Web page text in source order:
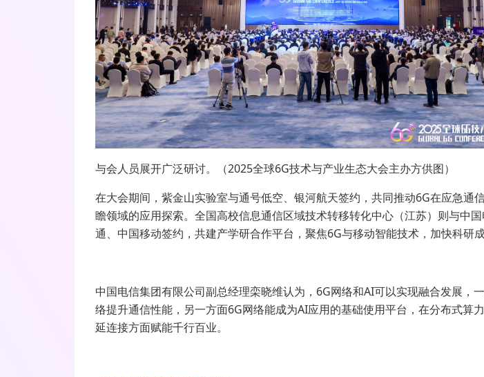
与会人员展开广泛研讨。（2025全球6G技术与产业生态大会主办方供图）
在大会期间，紫金山实验室与通号低空、银河航天签约，共同推动6G在应急通
瞻领域的应用探索。全国高校信息通信区域技术转移转化中心（江苏）则与中
通、中国移动签约，共建产学研合作平台，聚焦6G与移动智能技术，加快科研
中国电信集团有限公司副总经理栾晓维认为， 6G网络和AI可以实现融合发展，
络提升通信性能，另一方面6G网络能成为AI应用的基础使用平台，在分布式算
延连接方面赋能千行百业。